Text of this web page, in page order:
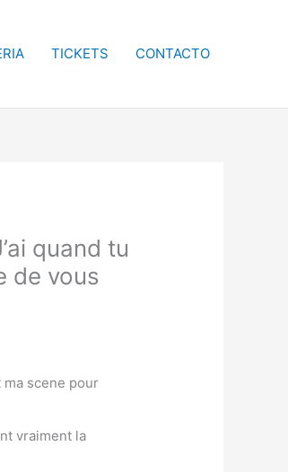
TICKETS CONTACTO
quand tu
de vous
scene pour
vraiment la